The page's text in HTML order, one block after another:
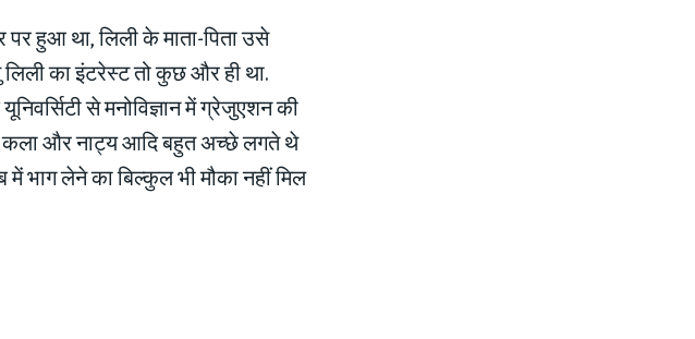
हुआ था, लिली के माता-पिता उसे
का इंटरेस्ट तो कुछ और ही था.
से मनोविज्ञान में ग्रेजुएशन की
कला और नाट्य आदि बहुत अच्छे लगते थे
भाग लेने का बिल्कुल भी मौका नहीं मिल